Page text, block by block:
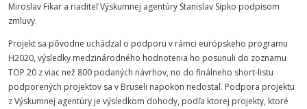
Miroslav Fikar a riaditeľ Výskumnej agentúry Stanislav Sipko podpisom
zmluvy.
Projekt sa pôvodne uchádzal o podporu v rámci európskeho programu
H2020, výsledky medzinárodného hodnotenia ho posunuli do zoznamu
TOP 20 z viac než 800 podaných návrhov, no do finálneho short-listu
podporených projektov sa v Bruseli napokon nedostal. Podpora projektu
z Výskumnej agentúry je výsledkom dohody, podľa ktorej projekty, ktoré